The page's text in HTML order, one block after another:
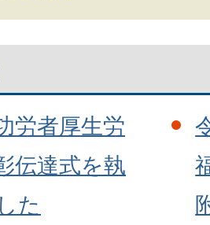
労者厚生労
伝達式を執
た